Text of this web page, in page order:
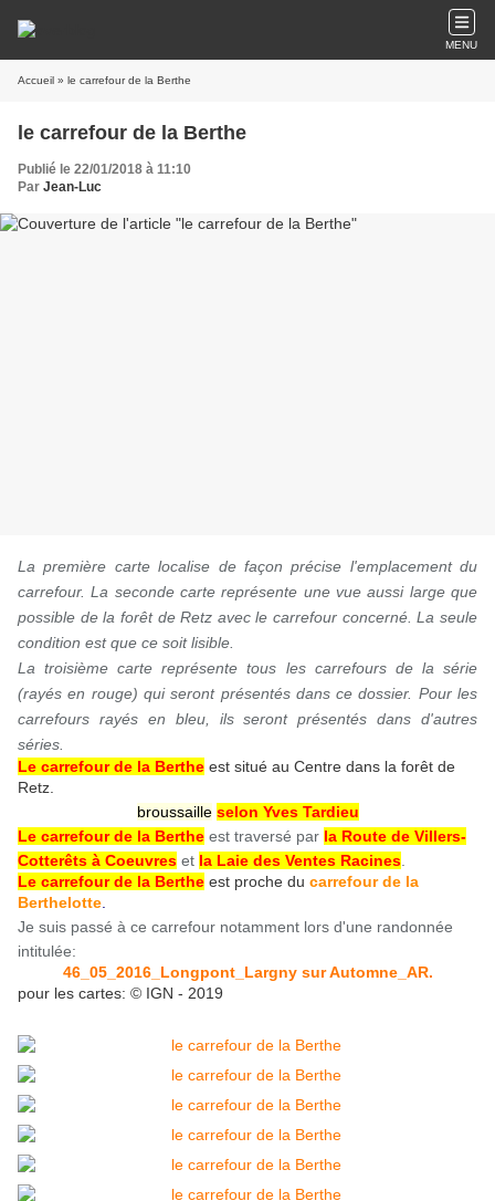
MENU
Accueil » le carrefour de la Berthe
le carrefour de la Berthe
Publié le 22/01/2018 à 11:10
Par Jean-Luc
La première carte localise de façon précise l'emplacement du
carrefour. La seconde carte représente une vue aussi large que
possible de la forêt de Retz avec le carrefour concerné. La seule
condition est que ce soit lisible.
La troisième carte représente tous les carrefours de la série
(rayés en rouge) qui seront présentés dans ce dossier. Pour les
carrefours rayés en bleu, ils seront présentés dans d'autres
séries.
Le carrefour de la Berthe est situé au Centre dans la forêt de
Retz.
broussaille selon Yves Tardieu
Le carrefour de la Berthe est traversé par la Route de Villers-
Cotterêts à Coeuvres et la Laie des Ventes Racines
Le carrefour de la Berthe est proche du carrefour de la
Berthelotte
Je suis passé à ce carrefour notamment lors d'une randonnée
intitulée:
46_05_2016_Longpont_Largny sur Automne_AR.
pour les cartes: © IGN - 2019